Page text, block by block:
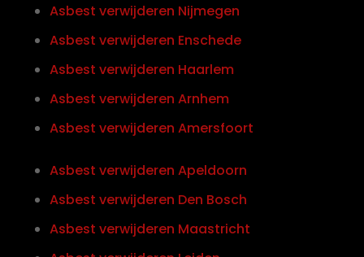
Asbest verwijderen Nijmegen
Asbest verwijderen Enschede
Asbest verwijderen Haarlem
Asbest verwijderen Arnhem
Asbest verwijderen Amersfoort
Asbest verwijderen Apeldoorn
Asbest verwijderen Den Bosch
Asbest verwijderen Maastricht